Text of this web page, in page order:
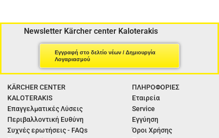
Newsletter Kärcher center Kaloterakis
Εγγραφή στο δελτίο νέων / Δημιουργία
Λογαριασμού
KÄRCHER CENTER
KALOTERAKIS
Επαγγελματικές Λύσεις
Περιβαλλοντική Ευθύνη
Συχνές ερωτήσεις - FAQs
ΠΛΗΡΟΦΟΡΙΕΣ
Εταιρεία
Service
Εγγύηση
Όροι Χρήσης